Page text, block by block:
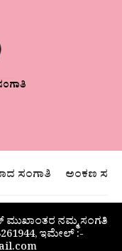
ಸಂಗಾತಿ ಅಂಕಣ
ಮುಖಾಂತರ ನಮ್ಮ ಸಂಗತಿ
ಇಮೇಲ್ :-